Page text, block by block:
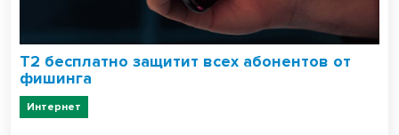
Т2 бесплатно защитит всех абонентов от
фишинга
Интернет